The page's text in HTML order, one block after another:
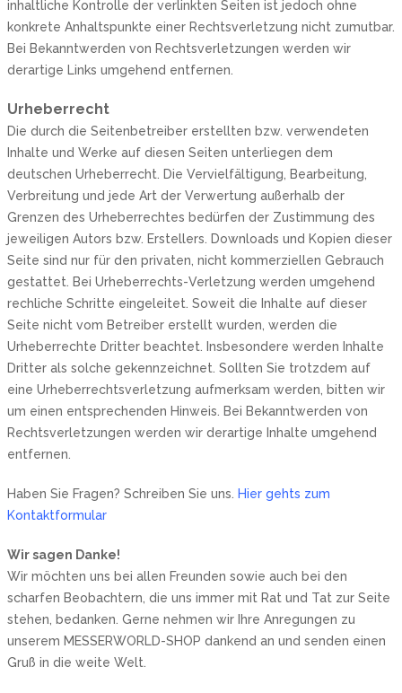
inhaltliche Kontrolle der verlinkten Seiten ist jedoch ohne
konkrete Anhaltspunkte einer Rechtsverletzung nicht zumutbar.
Bei Bekanntwerden von Rechtsverletzungen werden wir
derartige Links umgehend entfernen.
Urheberrecht
Die durch die Seitenbetreiber erstellten bzw. verwendeten
Inhalte und Werke auf diesen Seiten unterliegen dem
deutschen Urheberrecht. Die Vervielfältigung, Bearbeitung,
Verbreitung und jede Art der Verwertung außerhalb der
Grenzen des Urheberrechtes bedürfen der Zustimmung des
jeweiligen Autors bzw. Erstellers. Downloads und Kopien dieser
Seite sind nur für den privaten, nicht kommerziellen Gebrauch
gestattet. Bei Urheberrechts-Verletzung werden umgehend
rechliche Schritte eingeleitet. Soweit die Inhalte auf dieser
Seite nicht vom Betreiber erstellt wurden, werden die
Urheberrechte Dritter beachtet. Insbesondere werden Inhalte
Dritter als solche gekennzeichnet. Sollten Sie trotzdem auf
eine Urheberrechtsverletzung aufmerksam werden, bitten wir
um einen entsprechenden Hinweis. Bei Bekanntwerden von
Rechtsverletzungen werden wir derartige Inhalte umgehend
entfernen.
Haben Sie Fragen? Schreiben Sie uns. Hier gehts zum
Kontaktformular
Wir sagen Danke!
Wir möchten uns bei allen Freunden sowie auch bei den
scharfen Beobachtern, die uns immer mit Rat und Tat zur Seite
stehen, bedanken. Gerne nehmen wir Ihre Anregungen zu
unserem MESSERWORLD-SHOP dankend an und senden einen
Gruß in die weite Welt.